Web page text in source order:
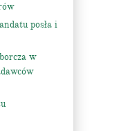
posła i
w